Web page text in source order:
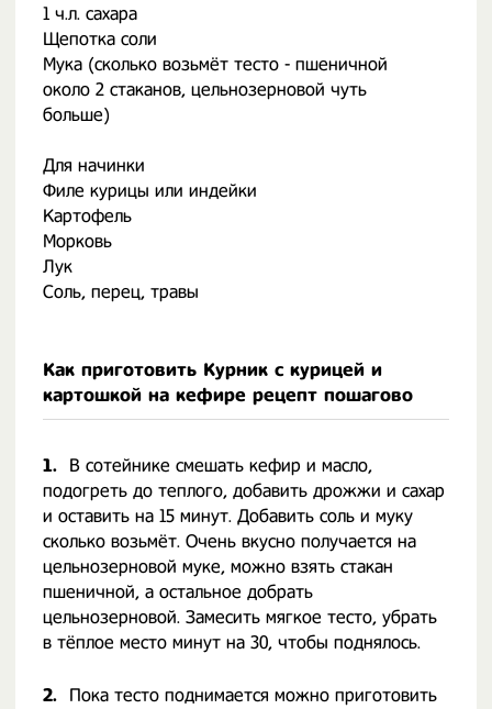
1 ч.л. сахара
Щепотка соли
Мука (сколько возьмёт тесто - пшеничной
около 2 стаканов, цельнозерновой чуть
больше)
Для начинки
Филе курицы или индейки
Картофель
Морковь
Лук
Соль, перец, травы
Как приготовить Курник с курицей и
картошкой на кефире рецепт пошагово
1.
В сотейнике смешать кефир и масло,
подогреть до теплого, добавить дрожжи и сахар
и оставить на 15 минут. Добавить соль и муку
сколько возьмёт. Очень вкусно получается на
цельнозерновой муке, можно взять стакан
пшеничной, а остальное добрать
цельнозерновой. Замесить мягкое тесто, убрать
в тёплое место минут на 30, чтобы поднялось.
2.
Пока тесто поднимается можно приготовить